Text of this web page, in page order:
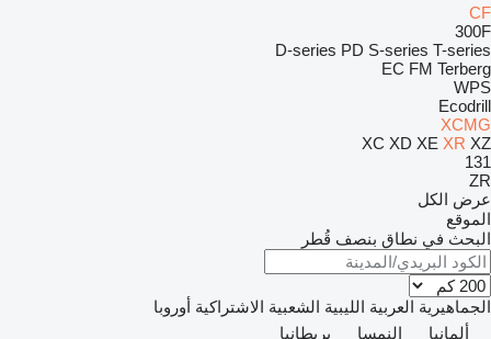
CF
300F
D-series PD S-series T-series
EC FM Terberg
WPS
Ecodrill
XCMG
XC XD XE XR XZ
131
ZR
عرض الكل
الموقع
البحث في نطاق بنصف قُطر
الجماهيرية العربية الليبية الشعبية الاشتراكية أوروبا
ألمانيا
النمسا
بريطانيا